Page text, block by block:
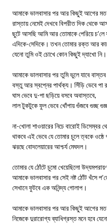
আমাকে ভালবাসার পর আর কিছুই আগের মত
রাস্তায় নেমেই দেখবে বিপরীত দিক থেকে
ছুটে আসছি আমি আর তোমাকে পেরিয়ে চ’লে
এদিকে-সেদিকে। তখন তোমার রক্ত আর
যেনো তুমি ওই চোখে কোন কিছুই দ্যাখো নি।
আমাকে ভালবাসার পর তুমি ভুলে যাবে
বস্তু আর স্বপ্নের পার্থক্য। সিঁড়ি ভেবে পা
ঘাস ভেবে দু-পা ছড়িয়ে বসবে অবাস্তবে,
লাল টুকটুকে ফুল ভেবে খোঁপায় গুঁজবে গুচ্ছ
না-খোলা শাওয়ারের নিচে বারোই ডিসেম্বর
থাকবে এই ভেবে যে তোমার চুলে ত্বকে ওষ্ঠে
ঝরছে বোদলেয়ারের আশ্চর্য মেঘদল।
তোমার যে ঠোঁটে চুমো খেয়েছিলো
আমাকে ভালবাসার পর সেই নষ্ট ঠোঁট খঁসে
সেখানে ফুটবে এক অনিন্দ্য গোলাপ।
আমাকে ভালবাসার পর আর কিছুই আগের মত
নিজেকে দুরারোগ্য ব্যাধিগ্রস্ত মনে হবে যেনো